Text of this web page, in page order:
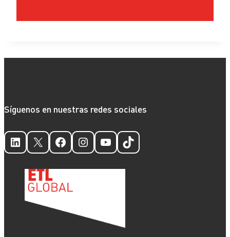
Síguenos en nuestras redes sociales
LinkedIn
X Facebook
Instagram
YouTube
TikTok